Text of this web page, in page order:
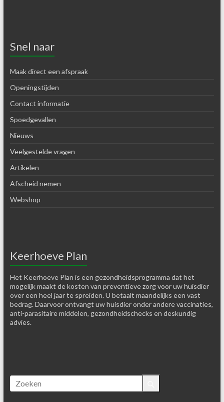
Snel naar
Maak direct een afspraak
Openingstijden
Contact informatie
Spoedgevallen
Nieuws
Veelgestelde vragen
Artikelen
Afscheid nemen
Webshop
Keerhoeve Plan
Het Keerhoeve Plan is een gezondheidsprogramma dat het
mogelijk maakt de kosten van preventieve zorg voor uw huisdier
over een heel jaar te spreiden. U betaalt maandelijks een vast
bedrag. Daarvoor ontvangt uw huisdier onder andere vaccinaties,
anti-parasitaire middelen, gezondheidschecks en deskundig
advies.